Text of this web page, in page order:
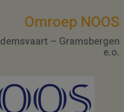
Omroep NOOS
– Gramsbergen
e.o.